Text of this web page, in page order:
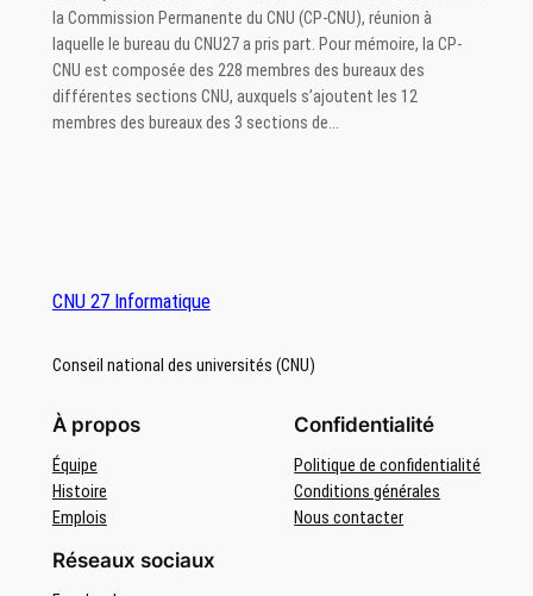
la Commission Permanente du CNU (CP-CNU), réunion à
laquelle le bureau du CNU27 a pris part. Pour mémoire, la CP-
CNU est composée des 228 membres des bureaux des
différentes sections CNU, auxquels s’ajoutent les 12
membres des bureaux des 3 sections de…
CNU 27 Informatique
Conseil national des universités (CNU)
À propos
Équipe
Histoire
Emplois
Confidentialité
Politique de confidentialité
Conditions générales
Nous contacter
Réseaux sociaux